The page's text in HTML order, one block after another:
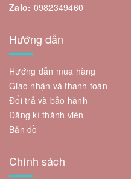
Zalo: 0982349460
Hướng dẫn
Hướng dẫn mua hàng
Giao nhận và thanh toán
Đổi trả và bảo hành
Đăng kí thành viên
Bản đồ
Chính sách